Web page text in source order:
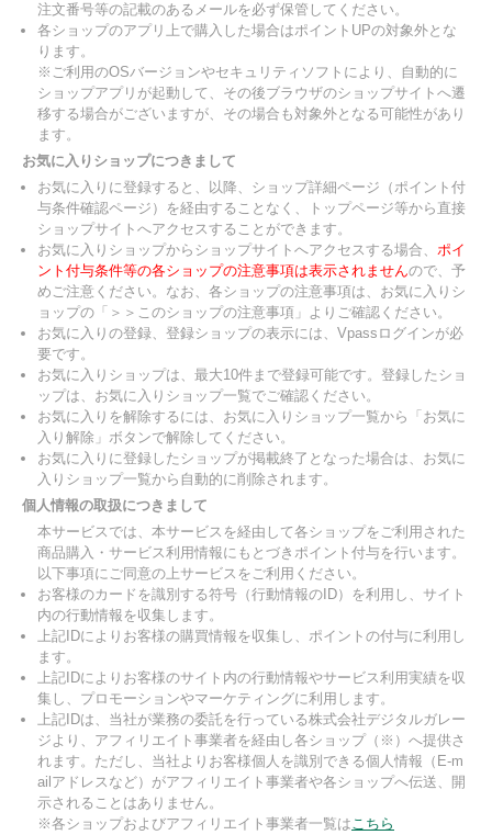
注文番号等の記載のあるメールを必ず保管してください。
各ショップのアプリ上で購入した場合はポイントUPの対象外とな
ります。
※ご利用のOSバージョンやセキュリティソフトにより、自動的に
ショップアプリが起動して、その後ブラウザのショップサイトへ遷
移する場合がございますが、その場合も対象外となる可能性があり
ます。
お気に入りショップにつきまして
お気に入りに登録すると、以降、ショップ詳細ページ（ポイント付
与条件確認ページ）を経由することなく、トップページ等から直接
ショップサイトへアクセスすることができます。
お気に入りショップからショップサイトへアクセスする場合、 ポイ
ント付与条件等の各ショップの注意事項は表示されませんので、予
めご注意ください。なお、各ショップの注意事項は、お気に入りシ
ョップの「＞＞このショップの注意事項」よりご確認ください。
お気に入りの登録、登録ショップの表示には、Vpassログインが必
要です。
お気に入りショップは、最大10件まで登録可能です。登録したショ
ップは、お気に入りショップ一覧でご確認ください。
お気に入りを解除するには、お気に入りショップ一覧から「お気に
入り解除」ボタンで解除してください。
お気に入りに登録したショップが掲載終了となった場合は、お気に
入りショップ一覧から自動的に削除されます。
個人情報の取扱につきまして
本サービスでは、本サービスを経由して各ショップをご利用された
商品購入・サービス利用情報にもとづきポイント付与を行います。
以下事項にご同意の上サービスをご利用ください。
お客様のカードを識別する符号（行動情報のID）を利用し、サイト
内の行動情報を収集します。
上記IDによりお客様の購買情報を収集し、ポイントの付与に利用し
ます。
上記IDによりお客様のサイト内の行動情報やサービス利用実績を収
集し、プロモーションやマーケティングに利用します。
上記IDは、当社が業務の委託を行っている株式会社デジタルガレー
ジより、アフィリエイト事業者を経由し各ショップ（※）へ提供さ
れます。ただし、当社よりお客様個人を識別できる個人情報（E-m
ailアドレスなど）がアフィリエイト事業者や各ショップへ伝送、開
示されることはありません。
※各ショップおよびアフィリエイト事業者一覧はこちら